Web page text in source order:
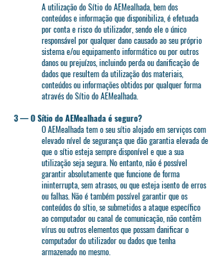
A utilização do Sítio do AEMealhada, bem dos
conteúdos e informação que disponibiliza, é efetuada
por conta e risco do utilizador, sendo ele o único
responsável por qualquer dano causado ao seu próprio
sistema e/ou equipamento informático ou por outros
danos ou prejuízos, incluindo perda ou danificação de
dados que resultem da utilização dos materiais,
conteúdos ou informações obtidos por qualquer forma
através do Sítio do AEMealhada.
3 — O Sítio do AEMealhada é seguro?
O AEMealhada tem o seu sítio alojado em serviços com
elevado nível de segurança que dão garantia elevada de
que o sítio esteja sempre disponível e que a sua
utilização seja segura. No entanto, não é possível
garantir absolutamente que funcione de forma
ininterrupta, sem atrasos, ou que esteja isento de erros
ou falhas. Não é também possível garantir que os
conteúdos do sítio, se submetidos a ataque específico
ao computador ou canal de comunicação, não contêm
vírus ou outros elementos que possam danificar o
computador do utilizador ou dados que tenha
armazenado no mesmo.